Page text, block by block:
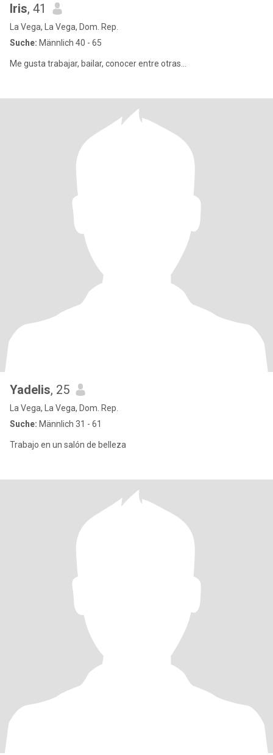
Iris, 41
La Vega, La Vega, Dom. Rep.
Suche: Männlich 40 - 65
Me gusta trabajar, bailar, conocer entre otras...
Yadelis, 25
La Vega, La Vega, Dom. Rep.
Suche: Männlich 31 - 61
Trabajo en un salón de belleza